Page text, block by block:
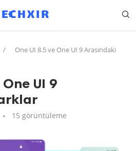
/
One UI 8.5 ve One UI 9 Arasındaki
UI 9
15 görüntüleme